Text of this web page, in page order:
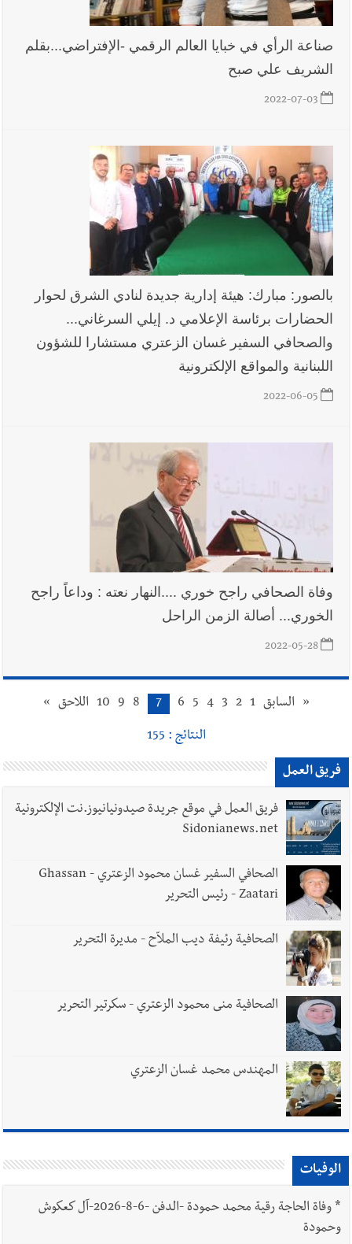
صناعة الرأي في خبايا العالم الرقمي -الإفتراضي...بقلم
الشريف علي صبح
2022-07-03
بالصور: مبارك: هيئة إدارية جديدة لنادي الشرق لحوار
الحضارات برئاسة الإعلامي د. إيلي السرغاني...
والصحافي السفير غسان الزعتري مستشارا للشؤون
اللبنانية والمواقع الإلكترونية
2022-06-05
وفاة الصحافي راجح خوري ....النهار نعته : وداعاً راجح
الخوري... أصالة الزمن الراحل
2022-05-28
« السابق 1
2
3
4
5
6
7
8
9
10 اللاحق »
النتائج : 155
فريق العمل
فريق العمل في موقع جريدة صيدونيانيوز.نت الإلكترونية
Sidonianews.net
الصحافي السفير غسان محمود الزعتري - Ghassan
Zaatari - رئيس التحرير
الصحافية رئيفة ديب الملاّح - مديرة التحرير
الصحافية منى محمود الزعتري - سكرتير التحرير
المهندس محمد غسان الزعتري
الوفيات
*
وفاة الحاجة رقية محمد حمودة -الدفن -6-8-2026-آل كعكوش
وحمودة